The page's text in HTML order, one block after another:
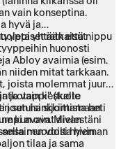
vain konseptina.
hyvä ja
yhtään että nippu
ratkaisut
huonosti
Abloy avaimia (esim.
niiden mitat tarkkaan.
joista molemmat juuri
ja vain keskelle
joutuisi sijoittamaan
kun ovat aivan
muodolta hieman
tilaa ja sama
(tuote
sen hankkimista heti
avain. Mielestäni
voisi hyvin